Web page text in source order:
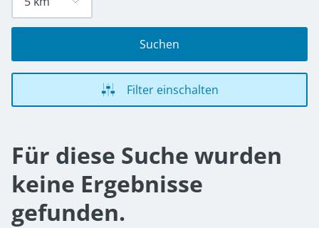
Suchen
Filter einschalten
Für diese Suche wurden
keine Ergebnisse
gefunden.